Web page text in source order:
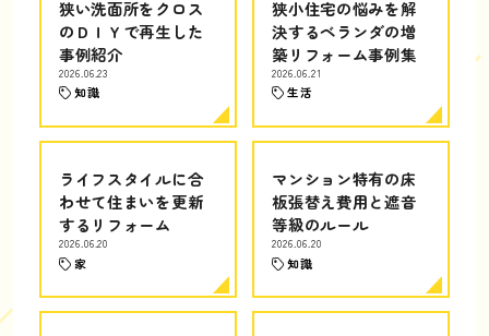
狭い洗面所をクロス
のＤＩＹで再生した
事例紹介
2026.06.23
知識
狭小住宅の悩みを解
決するベランダの増
築リフォーム事例集
2026.06.21
生活
ライフスタイルに合
わせて住まいを更新
するリフォーム
2026.06.20
家
マンション特有の床
板張替え費用と遮音
等級のルール
2026.06.20
知識